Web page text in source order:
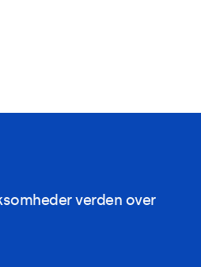
verden over